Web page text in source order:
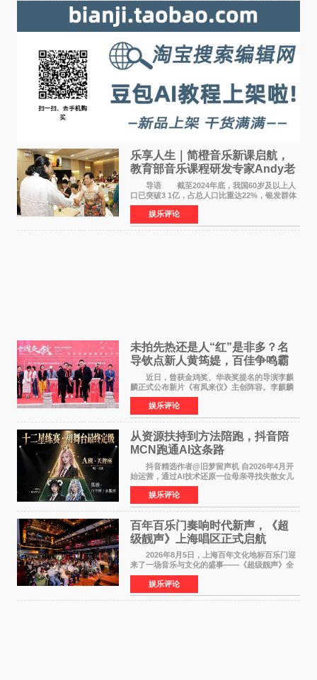
乐享人生｜简橙音乐新课启航，
教育部音乐课程研发专家Andy老
师重磅入驻领航银龄琴声
导语 截至2024年底，我国60岁及以上人
口已突破3 1亿，占总人口比重达22%，银发群体
的精神文化需求日益凸显。2024年1月，国务院办
公厅印发《关于发展银发经济增进老年人福祉的
意见》——这是
娱乐评论
未拍先热还是人“红”是非多？名
导钦点新人黄筠媞，百佳争鸣霸
气回应
近日，曾获金鸡奖、华表奖提名的导演李麒
麟正式公布新片《有凤来仪》主创阵容。李麒麟
早年凭电影《华容道》获得金鸡奖、华表奖提
名，此后长期参与国内外电影制作，其担任制片
人参与的作品亦曾
娱乐评论
从资源扶持到方法陪跑，抖音陪
MCN跑通AI这条路
抖音精选作者@旧梦留声机 自2026年4月开
始运营，通过AI技术还原一位母亲寻找失散女儿
的故事，凭借强情感表达获得大量用户关注，发
布仅21小时便获得超1亿曝光、超1000万互动。
此后，账号持续沿
娱乐评论
百年百乐门奏响时代新声，《超
级靓声》上海唱区正式启航
2026年8月5日，上海百年文化地标百乐门迎
来了一场音乐与文化的盛事——《超级靓声》全
国励志音乐公益节目上海唱区新闻发布会暨启动
仪式在此隆重举行。各界领导、嘉宾与媒体朋友
齐聚一堂，共同
娱乐评论